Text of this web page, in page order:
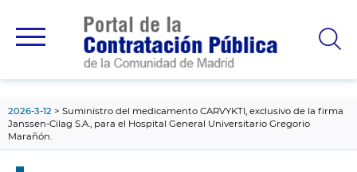
principal
2026-3-12
Suministro del medicamento CARVYKTI, exclusivo de la firma
Janssen-Cilag S.A., para el Hospital General Universitario Gregorio
Marañón.